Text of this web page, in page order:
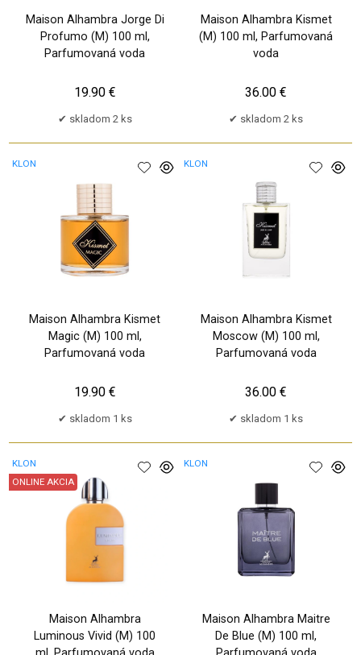
Maison Alhambra Jorge Di
Profumo (M) 100 ml,
Parfumovaná voda
skladom 2 ks
19.90 €
Maison Alhambra Kismet
(M) 100 ml, Parfumovaná
voda
skladom 2 ks
36.00 €
Maison Alhambra Kismet
Magic (M) 100 ml,
Parfumovaná voda
KLON
skladom 1 ks
19.90 €
Maison Alhambra Kismet
Moscow (M) 100 ml,
Parfumovaná voda
KLON
skladom 1 ks
36.00 €
Maison Alhambra
Luminous Vivid (M) 100
KLON
ONLINE AKCIA
Maison Alhambra Maitre
De Blue (M) 100 ml,
KLON